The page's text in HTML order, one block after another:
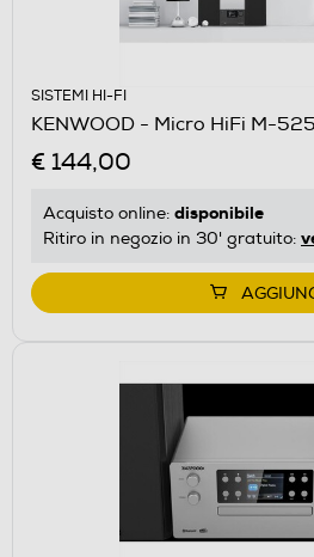
SISTEMI HI-FI
KENWOOD - Micro HiFi M-
€ 144,00
Acquisto online: disponibile
Ritiro in negozio in 30' gratuito: